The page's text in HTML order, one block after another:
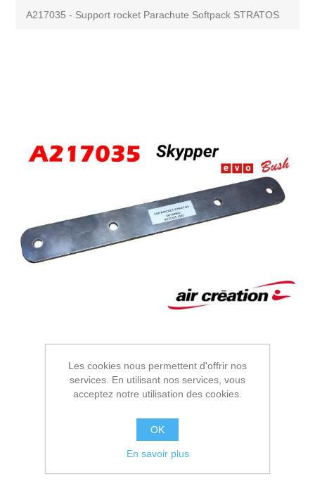
A217035 - Support rocket Parachute Softpack STRATOS
Les cookies nous permettent d'offrir nos
services. En utilisant nos services, vous
acceptez notre utilisation des cookies.
OK
En savoir plus